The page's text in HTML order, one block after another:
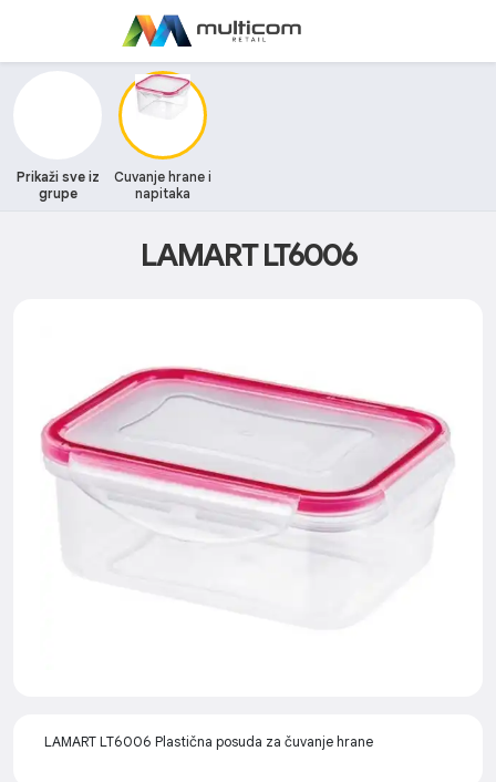
Prikaži sve iz
grupe
Cuvanje hrane i
napitaka
LAMART LT6006
LAMART LT6006 Plastična posuda za čuvanje hrane